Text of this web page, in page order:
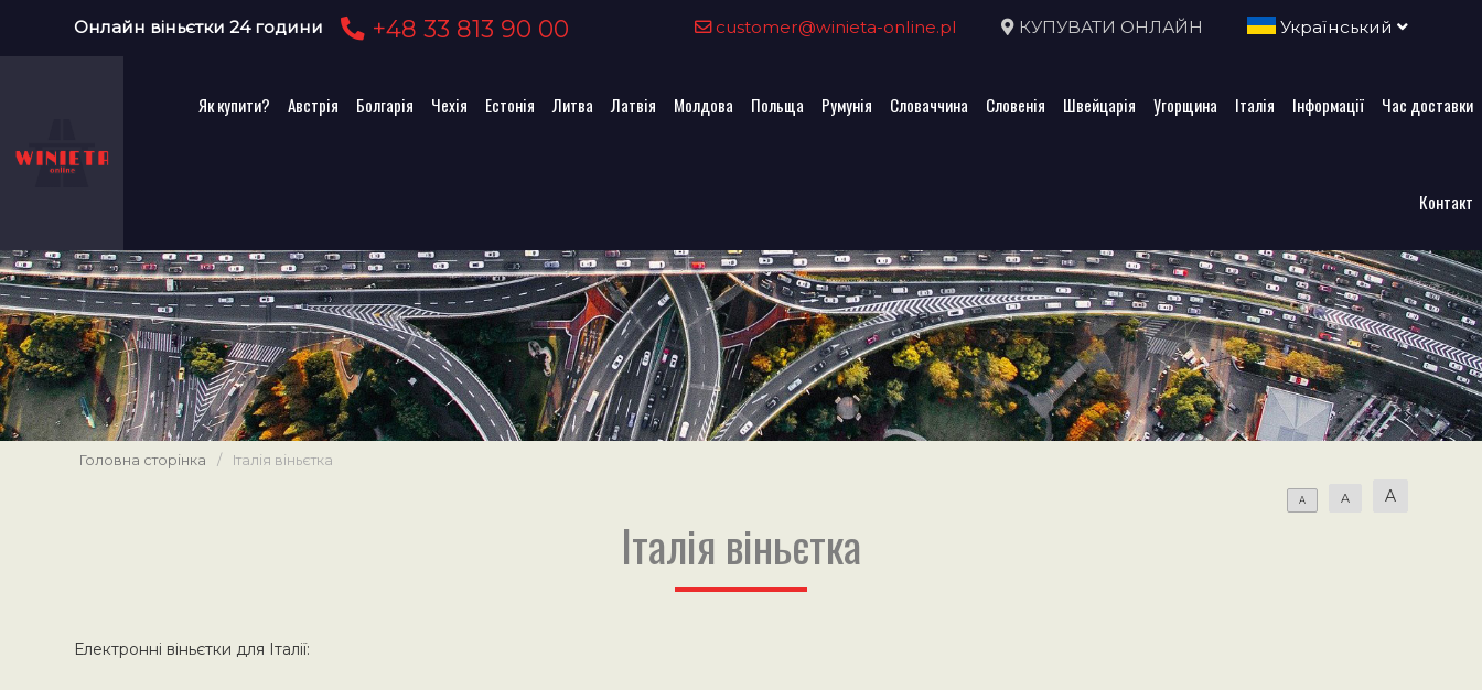
Онлайн віньєтки 24 години +48 33 813 90 00 customer@winieta-online.pl КУПУВАТИ ОНЛАЙН Український
Як купити? Австрія Болгарія Чехія Естонія Литва Латвія Молдова Польща Румунія Словаччина Словенія Швейцарія Угорщина Італія Інформації Час доставки
Контакт
Головна сторінка / Італія віньєтка
A A A
Італія віньєтка
Електронні віньєтки для Італії: